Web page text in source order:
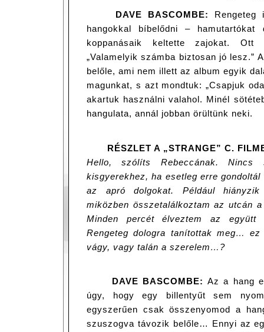
DAVE BASCOMBE:
Rengeteg
hangokkal bíbelődni –
koppanásaik keltette zajokat. Ott
„Valamelyik számba biztosan jó lesz.”
belőle, ami nem illett az album egyik
magunkat, s azt mondtuk: „Csapjuk
akartuk használni valahol. Minél
hangulata, annál jobban örültünk neki.
RÉSZLET A „STRANGE” C.
Hello, szólíts Rebeccának.
kisgyerekhez, ha esetleg erre
az apró dolgokat. Például
miközben összetalálkoztam az utcán
Minden percét élveztem az együtt
Rengeteg dologra tanítottak meg…
vágy, vagy talán a szerelem…?
DAVE BASCOMBE: Az a hang
úgy, hogy egy billentyűt sem
egyszerűen csak összenyomod a
szuszogva távozik belőle… Ennyi az